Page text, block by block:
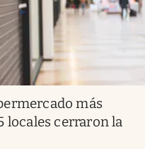
más
locales cerraron la